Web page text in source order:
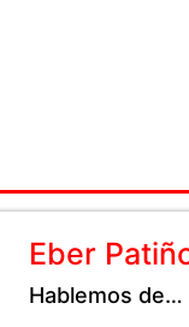
Eber
Hablemos de…